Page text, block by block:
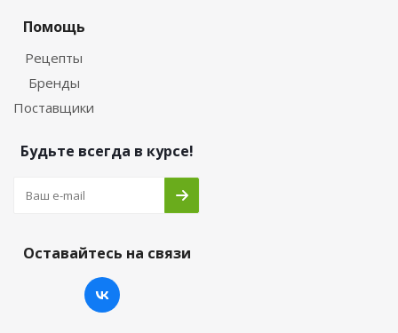
Помощь
Рецепты
Бренды
Поставщики
Будьте всегда в курсе!
Оставайтесь на связи